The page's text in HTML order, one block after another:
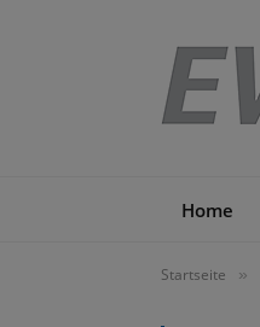
Home
Startseite »